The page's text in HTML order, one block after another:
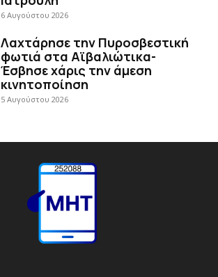
6 Αυγούστου 2026
Λαχτάρησε την Πυροσβεστική
φωτιά στα Αϊβαλιώτικα-
Έσβησε χάρις την άμεση
κινητοποίηση
5 Αυγούστου 2026